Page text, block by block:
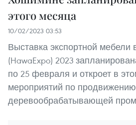
этого месяца
10/02/2023 03:53
Выставка экспортной
(HawaExpo) 2023
по 25 февраля и откроет в
мероприятий по
деревообрабатывающей